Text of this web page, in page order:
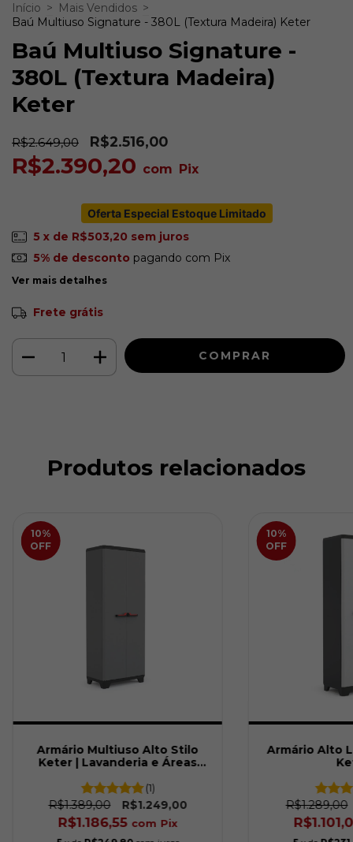
Início > Mais Vendidos >
Baú Multiuso Signature - 380L (Textura Madeira) Keter
Baú Multiuso Signature -
380L (Textura Madeira)
Keter
R$2.649,00 R$2.516,00
R$2.390,20 com Pix
Oferta Especial Estoque Limitado
5 x de R$503,20 sem juros
5% de desconto pagando com Pix
Ver mais detalhes
Frete grátis
Produtos relacionados
10%
OFF
Armário Multiuso Alto Stilo
Keter | Lavanderia e Áreas
(1)
R$1.389,00 R$1.249,00
R$1.186,55 com Pix
10%
OFF
Armário Alto
R$1.289,00